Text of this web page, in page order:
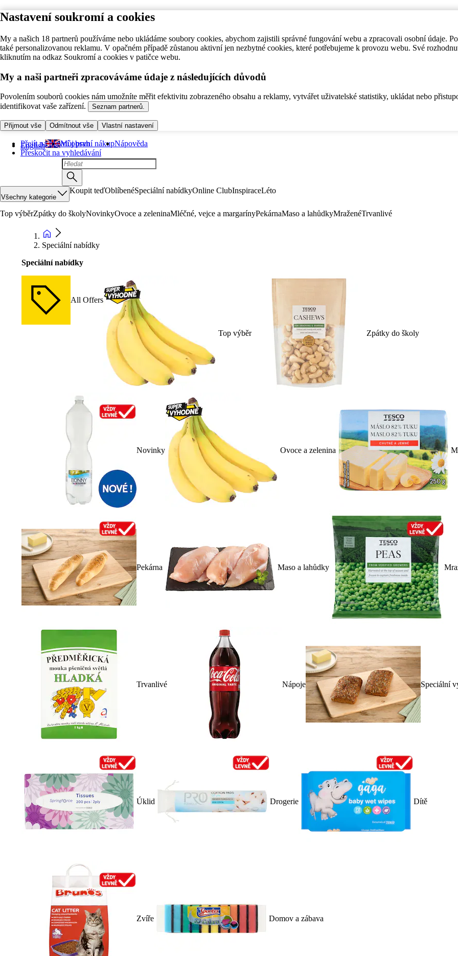
Nastavení soukromí a cookies
My a našich 18 partnerů používáme nebo ukládáme soubory cookies, abychom zajistili správné fungování webu a zpracovali osobní údaje.
také personalizovanou reklamu. V opačném případě zůstanou aktivní jen nezbytné cookies, které potřebujeme k provozu webu. Své
kliknutím na odkaz Soukromí a cookies v patičce webu.
My a naši partneři zpracováváme údaje z následujících důvodů
Povolením souborů cookies nám umožníte měřit efektivitu zobrazeného obsahu a reklamy, vytvářet uživatelské statistiky, ukládat nebo
identifikovat vaše zařízení.
Seznam partnerů.
Přijmout vše Odmítnout vše Vlastní nastavení
Přejít na hlavní obsah
Přeskočit na vyhledávání
English Můj první nákupNápověda
Všechny kategorie
Koupit teďOblíbenéSpeciální nabídkyOnline ClubInspiraceLéto
Top výběrZpátky do školyNovinkyOvoce a zeleninaMléčné, vejce a margarínyPekárnaMaso a lahůdkyMraženéTrvanlivé
Speciální nabídky
Speciální nabídky
All Offers
Top výběr Zpátky do školy
Novinky Ovoce a zelenina
Pekárna Maso a lahůdky
Trvanlivé Nápoje Speciální
Úklid Drogerie Dítě
Zvíře Domov a zábava